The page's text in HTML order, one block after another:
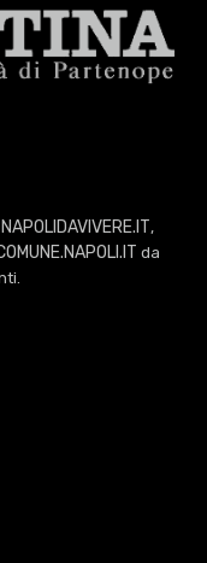
NAPOLIDAVIVERE.IT,
da